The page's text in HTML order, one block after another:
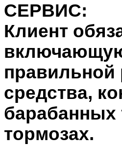
СЕРВИС:
Клиент
правильной
средства,
барабанных
тормозах.